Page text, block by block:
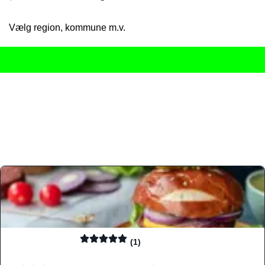
Vælg region, kommune m.v.
(1)